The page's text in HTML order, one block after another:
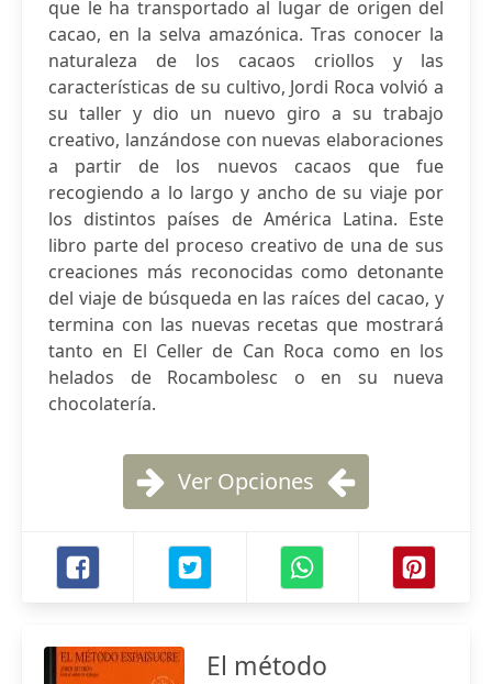
que le ha transportado al lugar de origen del
cacao, en la selva amazónica. Tras conocer la
naturaleza de los cacaos criollos y las
características de su cultivo, Jordi Roca volvió a
su taller y dio un nuevo giro a su trabajo
creativo, lanzándose con nuevas elaboraciones
a partir de los nuevos cacaos que fue
recogiendo a lo largo y ancho de su viaje por
los distintos países de América Latina. Este
libro parte del proceso creativo de una de sus
creaciones más reconocidas como detonante
del viaje de búsqueda en las raíces del cacao, y
termina con las nuevas recetas que mostrará
tanto en El Celler de Can Roca como en los
helados de Rocambolesc o en su nueva
chocolatería.
Ver Opciones
El método